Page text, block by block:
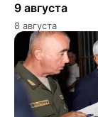
9 августа
8 августа